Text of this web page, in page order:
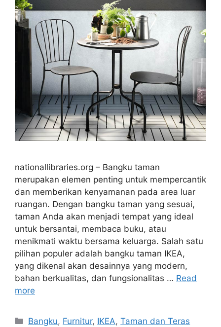
nationallibraries.org – Bangku taman
merupakan elemen penting untuk mempercantik
dan memberikan kenyamanan pada area luar
ruangan. Dengan bangku taman yang sesuai,
taman Anda akan menjadi tempat yang ideal
untuk bersantai, membaca buku, atau
menikmati waktu bersama keluarga. Salah satu
pilihan populer adalah bangku taman IKEA,
yang dikenal akan desainnya yang modern,
bahan berkualitas, dan fungsionalitas … Read
more
Categories
Bangku, Furnitur, IKEA,Taman dan Teras